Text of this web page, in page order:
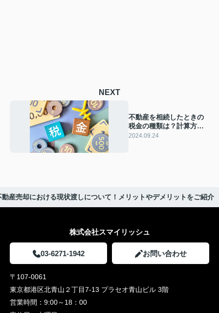
NEXT
不動産を相続したときの
税金の種類は？計算方法
や控除について解説
2024.09.24
動産売却における現状渡しについて！メリットやデメリットをご紹介
株式会社スマイリッシュ
03-6271-1942 お問い合わせ
〒107-0061
東京都港区北青山２丁目7-13 プラセオ青山ビル 3階
営業時間： 9:00～18：00